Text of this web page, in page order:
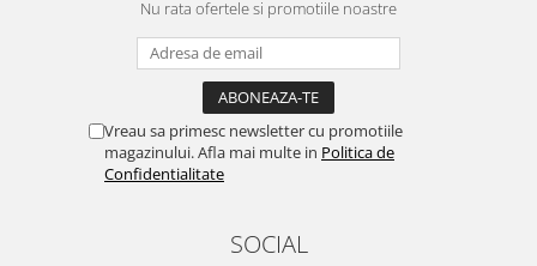
Nu rata ofertele si promotiile noastre
Vreau sa primesc newsletter cu promotiile
magazinului. Afla mai multe in Politica de
Confidentialitate
SOCIAL